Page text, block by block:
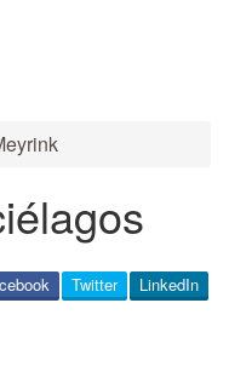
LinkedIn
Twitter